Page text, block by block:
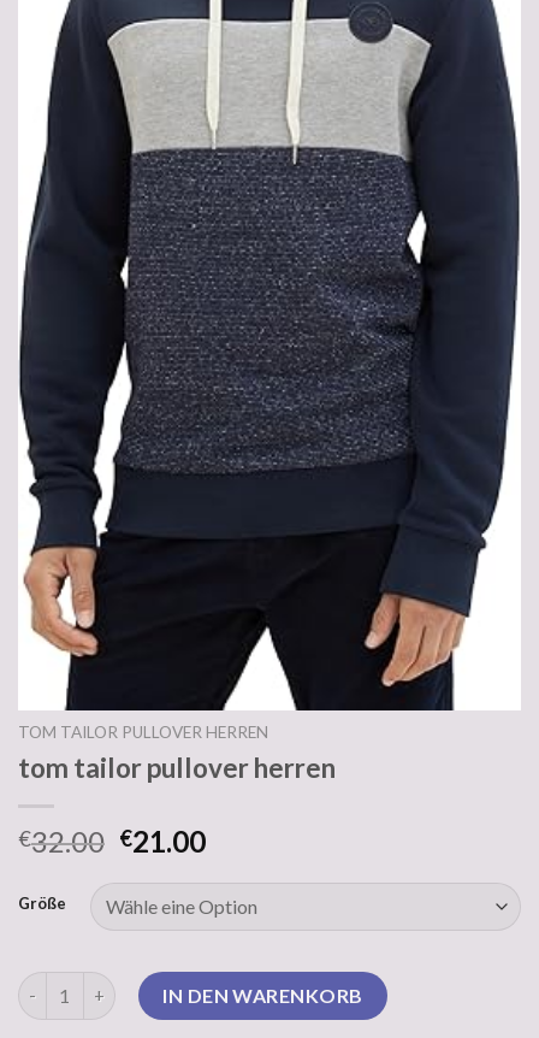
TOM TAILOR PULLOVER HERREN
tom tailor pullover herren
€32.00 €21.00
Größe
tom tailor pullover herren Menge
IN DEN WARENKORB